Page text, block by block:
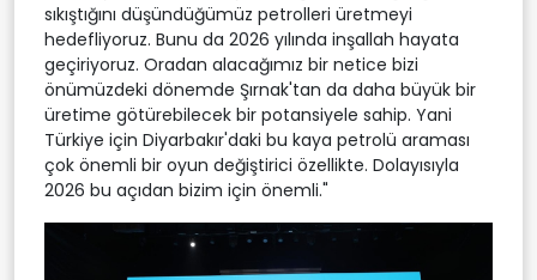
sıkıştığını düşündüğümüz petrolleri üretmeyi
hedefliyoruz. Bunu da 2026 yılında inşallah hayata
geçiriyoruz. Oradan alacağımız bir netice bizi
önümüzdeki dönemde Şırnak'tan da daha büyük bir
üretime götürebilecek bir potansiyele sahip. Yani
Türkiye için Diyarbakır'daki bu kaya petrolü araması
çok önemli bir oyun değiştirici özellikte. Dolayısıyla
2026 bu açıdan bizim için önemli."